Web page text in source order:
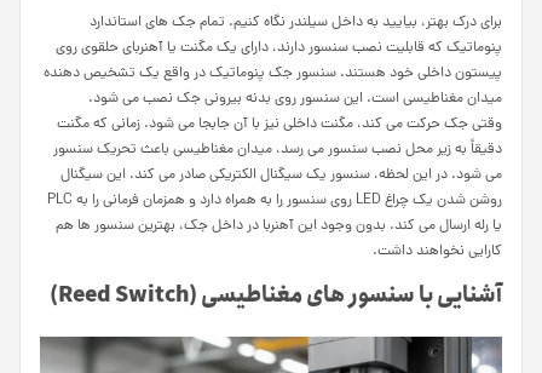
برای درک بهتر، بیایید به داخل سیلندر نگاه کنیم. تمام جک های استاندارد
پنوماتیک که قابلیت نصب سنسور دارند، دارای یک مگنت یا آهنربای حلقوی روی
پیستون داخلی خود هستند. سنسور جک پنوماتیک در واقع یک تشخیص دهنده
میدان مغناطیسی است. این سنسور روی بدنه بیرونی جک نصب می شود.
وقتی جک حرکت می کند، مگنت داخلی نیز با آن جابجا می شود. زمانی که مگنت
دقیقاً به زیر محل نصب سنسور می رسد، میدان مغناطیسی باعث تحریک سنسور
می شود. در این لحظه، سنسور یک سیگنال الکتریکی صادر می کند. این سیگنال
روشن شدن یک چراغ LED روی سنسور را به همراه دارد و همزمان فرمانی را به PLC
یا رله ارسال می کند. بدون وجود این آهنربا در داخل جک، بهترین سنسور ها هم
کارایی نخواهند داشت.
آشنایی با سنسور های مغناطیسی (Reed Switch)